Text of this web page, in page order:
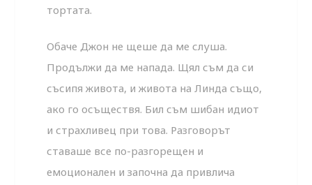
тортата.
Обаче Джон не щеше да ме слуша.
Продължи да ме напада. Щял съм да си
съсипя живота, и живота на Линда също,
ако го осъществя. Бил съм шибан идиот
и страхливец при това. Разговорът
ставаше все по-разгорещен и
емоционален и започна да привлича